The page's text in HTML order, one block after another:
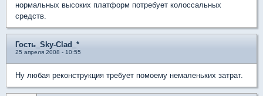
нормальных высоких платформ потребует колоссальных
средств.
Гость_Sky-Clad_*
25 апреля 2008 - 10:55
Ну любая реконструкция требует помоему немаленьких затрат.